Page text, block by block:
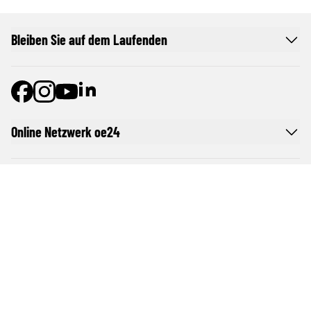
Online Netzwerk oe24
Bleiben Sie auf dem Laufenden